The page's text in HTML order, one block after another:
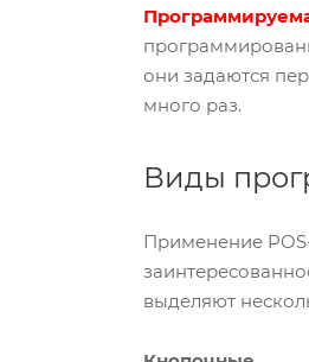
они задаются
много раз.
Виды
Применение
выделяют